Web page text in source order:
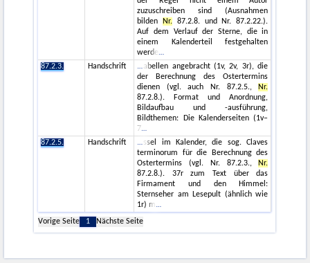
zuzuschreiben sind (Ausnahmen
bilden Nr. 87.2.8. und Nr. 87.2.22.).
Auf dem Verlauf der Sterne, die in
einem Kalenderteil festgehalten
werde
87.2.3.
Handschrift
abellen angebracht (1v, 2v, 3r), die
der Berechnung des Ostertermins
dienen (vgl. auch Nr. 87.2.5., Nr.
87.2.8.). Format und Anordnung,
Bildaufbau und -ausführung,
Bildthemen: Die Kalenderseiten (1v–
7
87.2.5.
Handschrift
ssel im Kalender, die sog. Claves
terminorum für die Berechnung des
Ostertermins (vgl. Nr. 87.2.3., Nr.
87.2.8.). 37r zum Text über das
Firmament und den Himmel:
Sternseher am Lesepult (ähnlich wie
1r) m
Vorige Seite
1 Nächste Seite